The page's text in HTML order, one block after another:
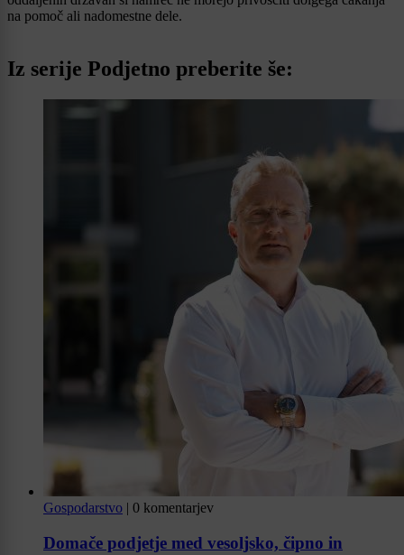
na pomoč ali nadomestne dele.
Iz serije Podjetno preberite še:
Gospodarstvo | 0 komentarjev
Domače podjetje med vesoljsko, čipno in